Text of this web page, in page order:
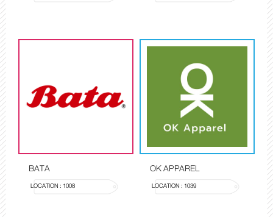
BATA
LOCATION : 1008
OK APPAREL
LOCATION : 1039